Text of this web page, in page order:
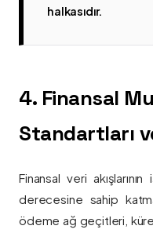
halkasıdır.
4. Finansal
Standartları
Finansal veri
derecesine sahip
ödeme ağ geçitleri,